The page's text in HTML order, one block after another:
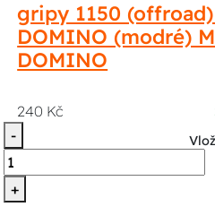
gripy 1150
DOMINO (modré)
DOMINO
240 Kč
-
+